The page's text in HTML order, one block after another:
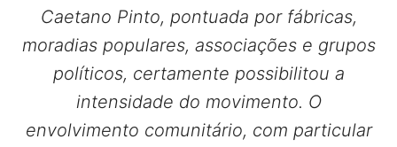
Caetano Pinto, pontuada por fábricas,
moradias populares, associações e grupos
políticos, certamente possibilitou a
intensidade do movimento. O
envolvimento comunitário, com particular